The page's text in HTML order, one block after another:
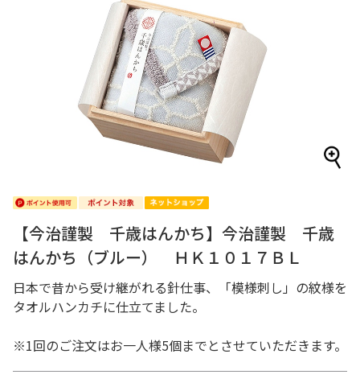
【今治謹製 千歳はんかち】今治謹製 千歳
はんかち（ブルー） ＨＫ１０１７ＢＬ
日本で昔から受け継がれる針仕事、「模様刺し」の紋様を
タオルハンカチに仕立てました。
※1回のご注文はお一人様5個までとさせていただきます。